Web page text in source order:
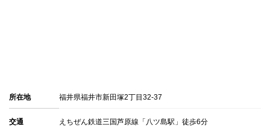
所在地 福井県福井市新田塚2丁目32-37
交通 えちぜん鉄道三国芦原線「八ツ島駅」徒歩6分